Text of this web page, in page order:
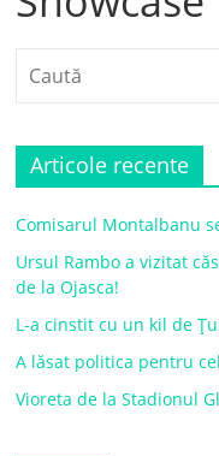
Articole recente
Comisarul Montalbanu
Ursul Rambo a vizitat
de la Ojasca!
L-a cinstit cu un kil de
A lăsat politica pentru
Vioreta de la Stadionul